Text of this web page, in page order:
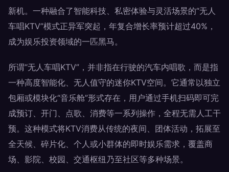
新机。一种融合了智能科技、私密体验与灵活场景的“无人
车唱KTV”模式正异军突起，年复合增长率预计超过40%，
成为娱乐投资领域的一匹黑马。
所谓“无人车唱KTV”，并非指在行驶的汽车内唱歌，而是指
一种高度智能化、无人值守的迷你KTV空间。它通常以独立
包厢或模块化“音乐舱”形式存在，用户通过手机扫码即可完
成预订、开门、点歌、消费等一系列操作，全程无需人工干
预。这种模式将KTV消费从传统的夜间、团体活动，拓展至
全天候、碎片化、个人或小群体的即时娱乐需求，覆盖商
场、影院、校园、交通枢纽乃至社区等多种场景。